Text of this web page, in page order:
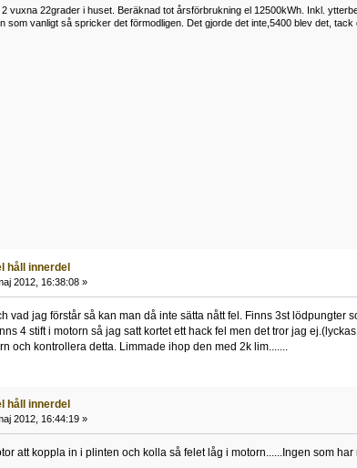
vuxna 22grader i huset. Beräknad tot årsförbrukning el 12500kWh. Inkl.
som vanligt så spricker det förmodligen. Det gjorde det inte,5400 blev det,
håll innerdel
2012, 16:38:08 »
vad jag förstår så kan man då inte sätta nått fel. Finns 3st lödpungter
4 stift i motorn så jag satt kortet ett hack fel men det tror jag
och kontrollera detta. Limmade ihop den med 2k lim.......
håll innerdel
2012, 16:44:19 »
att koppla in i plinten och kolla så felet låg i motorn......Ingen som